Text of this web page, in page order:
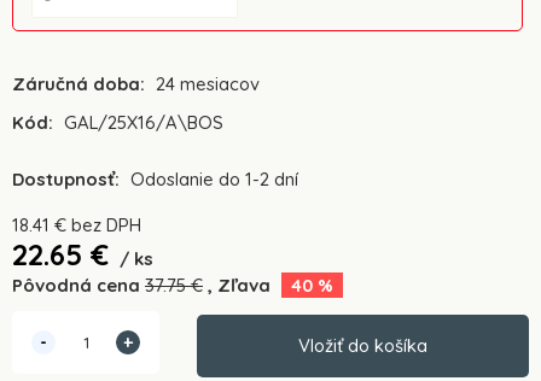
Záručná doba: 24 mesiacov
Kód: GAL/25X16/A\BOS
Dostupnosť: Odoslanie do 1-2 dní
18.41 € bez DPH
22.65 €
ks
Pôvodná cena 37.75€ Zľava 40 %